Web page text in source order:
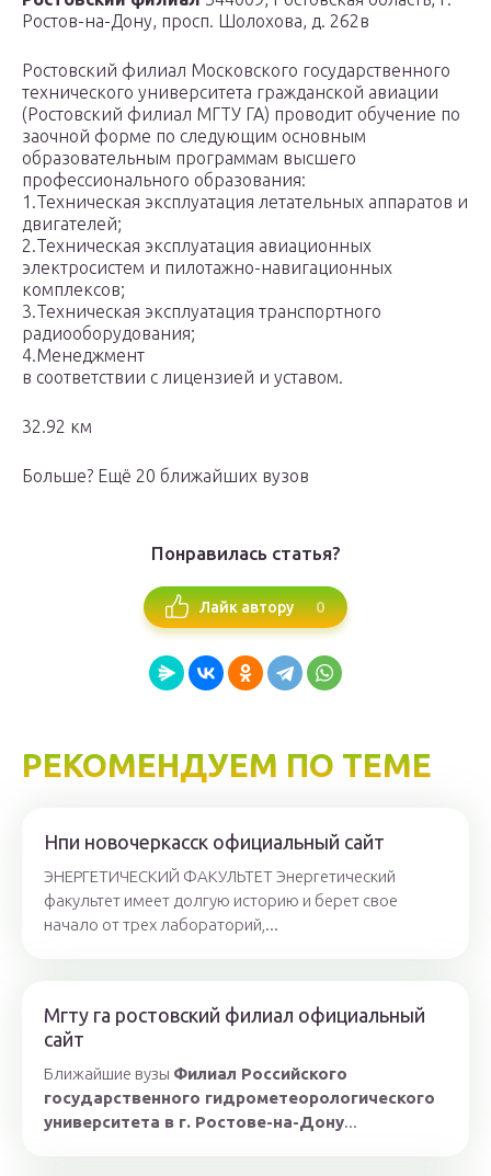
Ростов-на-Дону, просп. Шолохова, д. 262в
Ростовский филиал Московского государственного
технического университета гражданской авиации
(Ростовский филиал МГТУ ГА) проводит обучение по
заочной форме по следующим основным
образовательным программам высшего
профессионального образования:
1.Техническая эксплуатация летательных аппаратов и
двигателей;
2.Техническая эксплуатация авиационных
электросистем и пилотажно-навигационных
комплексов;
3.Техническая эксплуатация транспортного
радиооборудования;
4.Менеджмент
в соответствии с лицензией и уставом.
32.92 км
Больше? Ещё 20 ближайших вузов
Понравилась статья?
Лайк автору 0
РЕКОМЕНДУЕМ ПО ТЕМЕ
Нпи новочеркасск официальный сайт
ЭНЕРГЕТИЧЕСКИЙ ФАКУЛЬТЕТ Энергетический
факультет имеет долгую историю и берет свое
начало от трех лабораторий,...
Мгту га ростовский филиал официальный
сайт
Ближайшие вузы Филиал Российского
государственного гидрометеорологического
университета в г. Ростове-на-Дону...